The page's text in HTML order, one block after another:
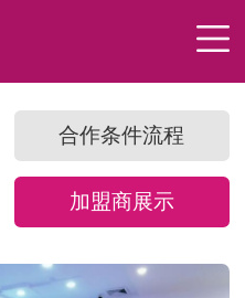
合作条件流程
加盟商展示